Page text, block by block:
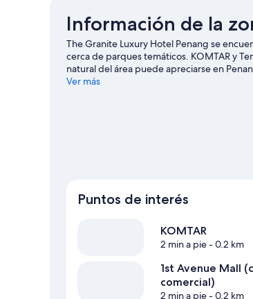
Información de la
The Granite Luxury Hotel Penang se
cerca de parques temáticos. KOMTAR y
natural del área puede apreciarse en
guía de viaje de George Town
Ver más
Puntos de interés
KOMTAR
2 min a pie- 0.2 km
1st Avenue Mall
comercial)
2 min a pie- 0.2 km